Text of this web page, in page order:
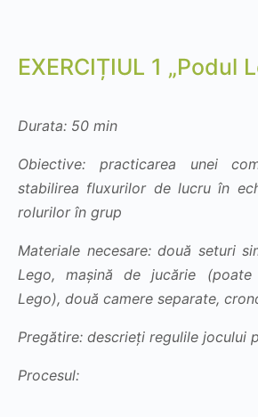
EXERCIȚIUL 1 „Podul
Durata: 50 min
Obiective: practicarea unei
stabilirea fluxurilor de lucru în
rolurilor în grup
Materiale necesare: două seturi
Lego, mașină de jucărie
Lego), două camere separate,
Pregătire: descrieți regulile jocului
Procesul: